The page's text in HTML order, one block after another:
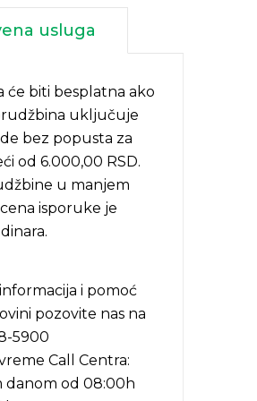
usluga
će biti besplatna ako
uključuje
bez popusta za
od 6.000,00 RSD.
u manjem
isporuke je
i pomoć
pozovite nas na
5900
Call Centra:
danom od 08:00h